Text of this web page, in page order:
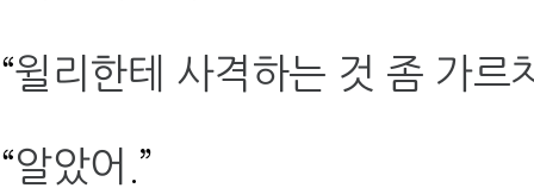
“윌리한테 사격하는 것 좀 가르
“알았어 .”